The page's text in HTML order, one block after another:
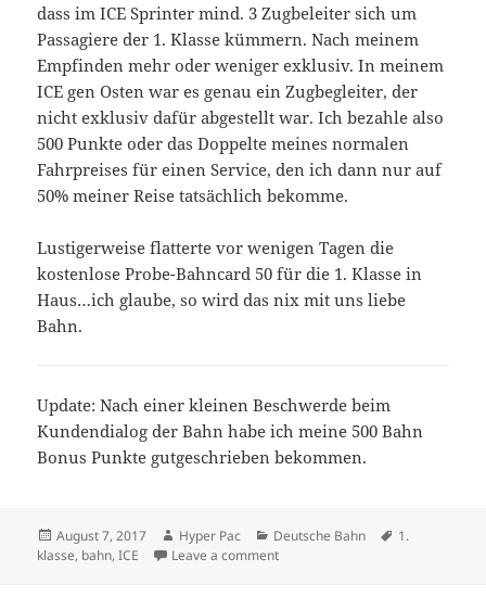
dass im ICE Sprinter mind. 3 Zugbeleiter sich um
Passagiere der 1. Klasse kümmern. Nach meinem
Empfinden mehr oder weniger exklusiv. In meinem
ICE gen Osten war es genau ein Zugbegleiter, der
nicht exklusiv dafür abgestellt war. Ich bezahle also
500 Punkte oder das Doppelte meines normalen
Fahrpreises für einen Service, den ich dann nur auf
50% meiner Reise tatsächlich bekomme.
Lustigerweise flatterte vor wenigen Tagen die
kostenlose Probe-Bahncard 50 für die 1. Klasse in
Haus…ich glaube, so wird das nix mit uns liebe
Bahn.
Update: Nach einer kleinen Beschwerde beim
Kundendialog der Bahn habe ich meine 500 Bahn
Bonus Punkte gutgeschrieben bekommen.
Posted
on
August 7, 2017 Author
Hyper Pac Categories
Deutsche Bahn Tags
1.
klasse, bahn,ICE Leave a commenton Schlechter Service von seiner